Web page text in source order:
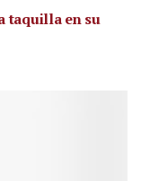
taquilla en su